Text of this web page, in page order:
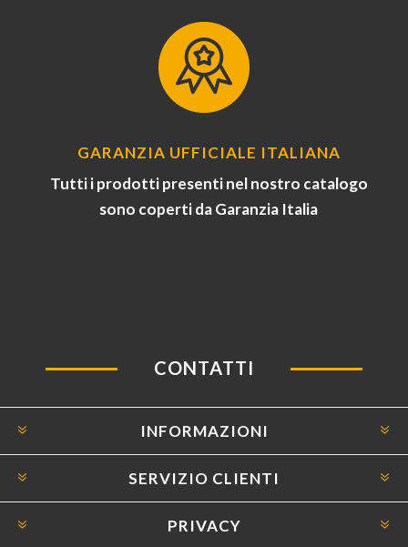
GARANZIA UFFICIALE ITALIANA
Tutti i prodotti presenti nel nostro catalogo
sono coperti da Garanzia Italia
CONTATTI
INFORMAZIONI
SERVIZIO CLIENTI
PRIVACY